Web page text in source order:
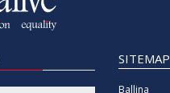
SITEMAP
Ballina